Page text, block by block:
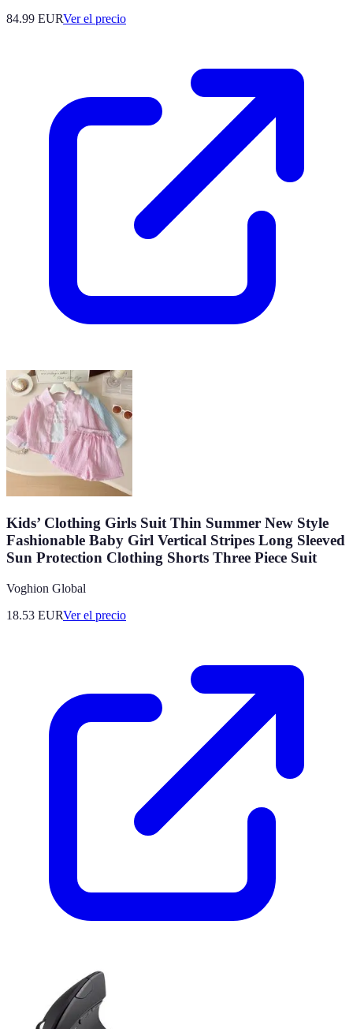
84.99 EURVer el precio
Kids’ Clothing Girls Suit Thin Summer New Style
Fashionable Baby Girl Vertical Stripes Long Sleeved
Sun Protection Clothing Shorts Three Piece Suit
Voghion Global
18.53 EURVer el precio